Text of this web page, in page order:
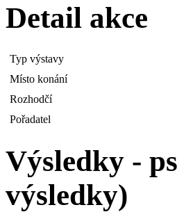
Detail akce
Typ výstavy
Místo konání
Rozhodčí
Pořadatel
Výsledky -
výsledky)